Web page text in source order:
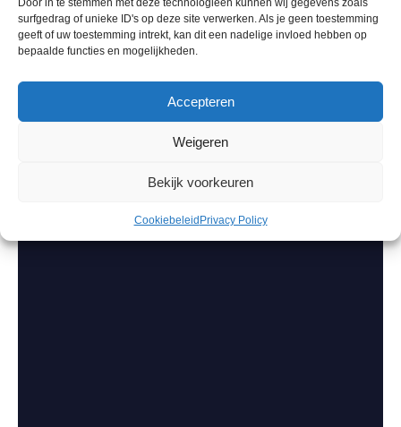
Door in te stemmen met deze technologieën kunnen wij gegevens zoals
surfgedrag of unieke ID's op deze site verwerken. Als je geen toestemming
geeft of uw toestemming intrekt, kan dit een nadelige invloed hebben op
bepaalde functies en mogelijkheden.
Accepteren
Weigeren
Bekijk voorkeuren
Cookiebeleid Privacy Policy